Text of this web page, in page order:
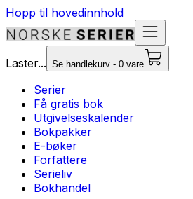
Hopp til hovedinnhold
Laster... Se handlekurv - 0 vare
Serier
Få gratis bok
Utgivelseskalender
Bokpakker
E-bøker
Forfattere
Serieliv
Bokhandel